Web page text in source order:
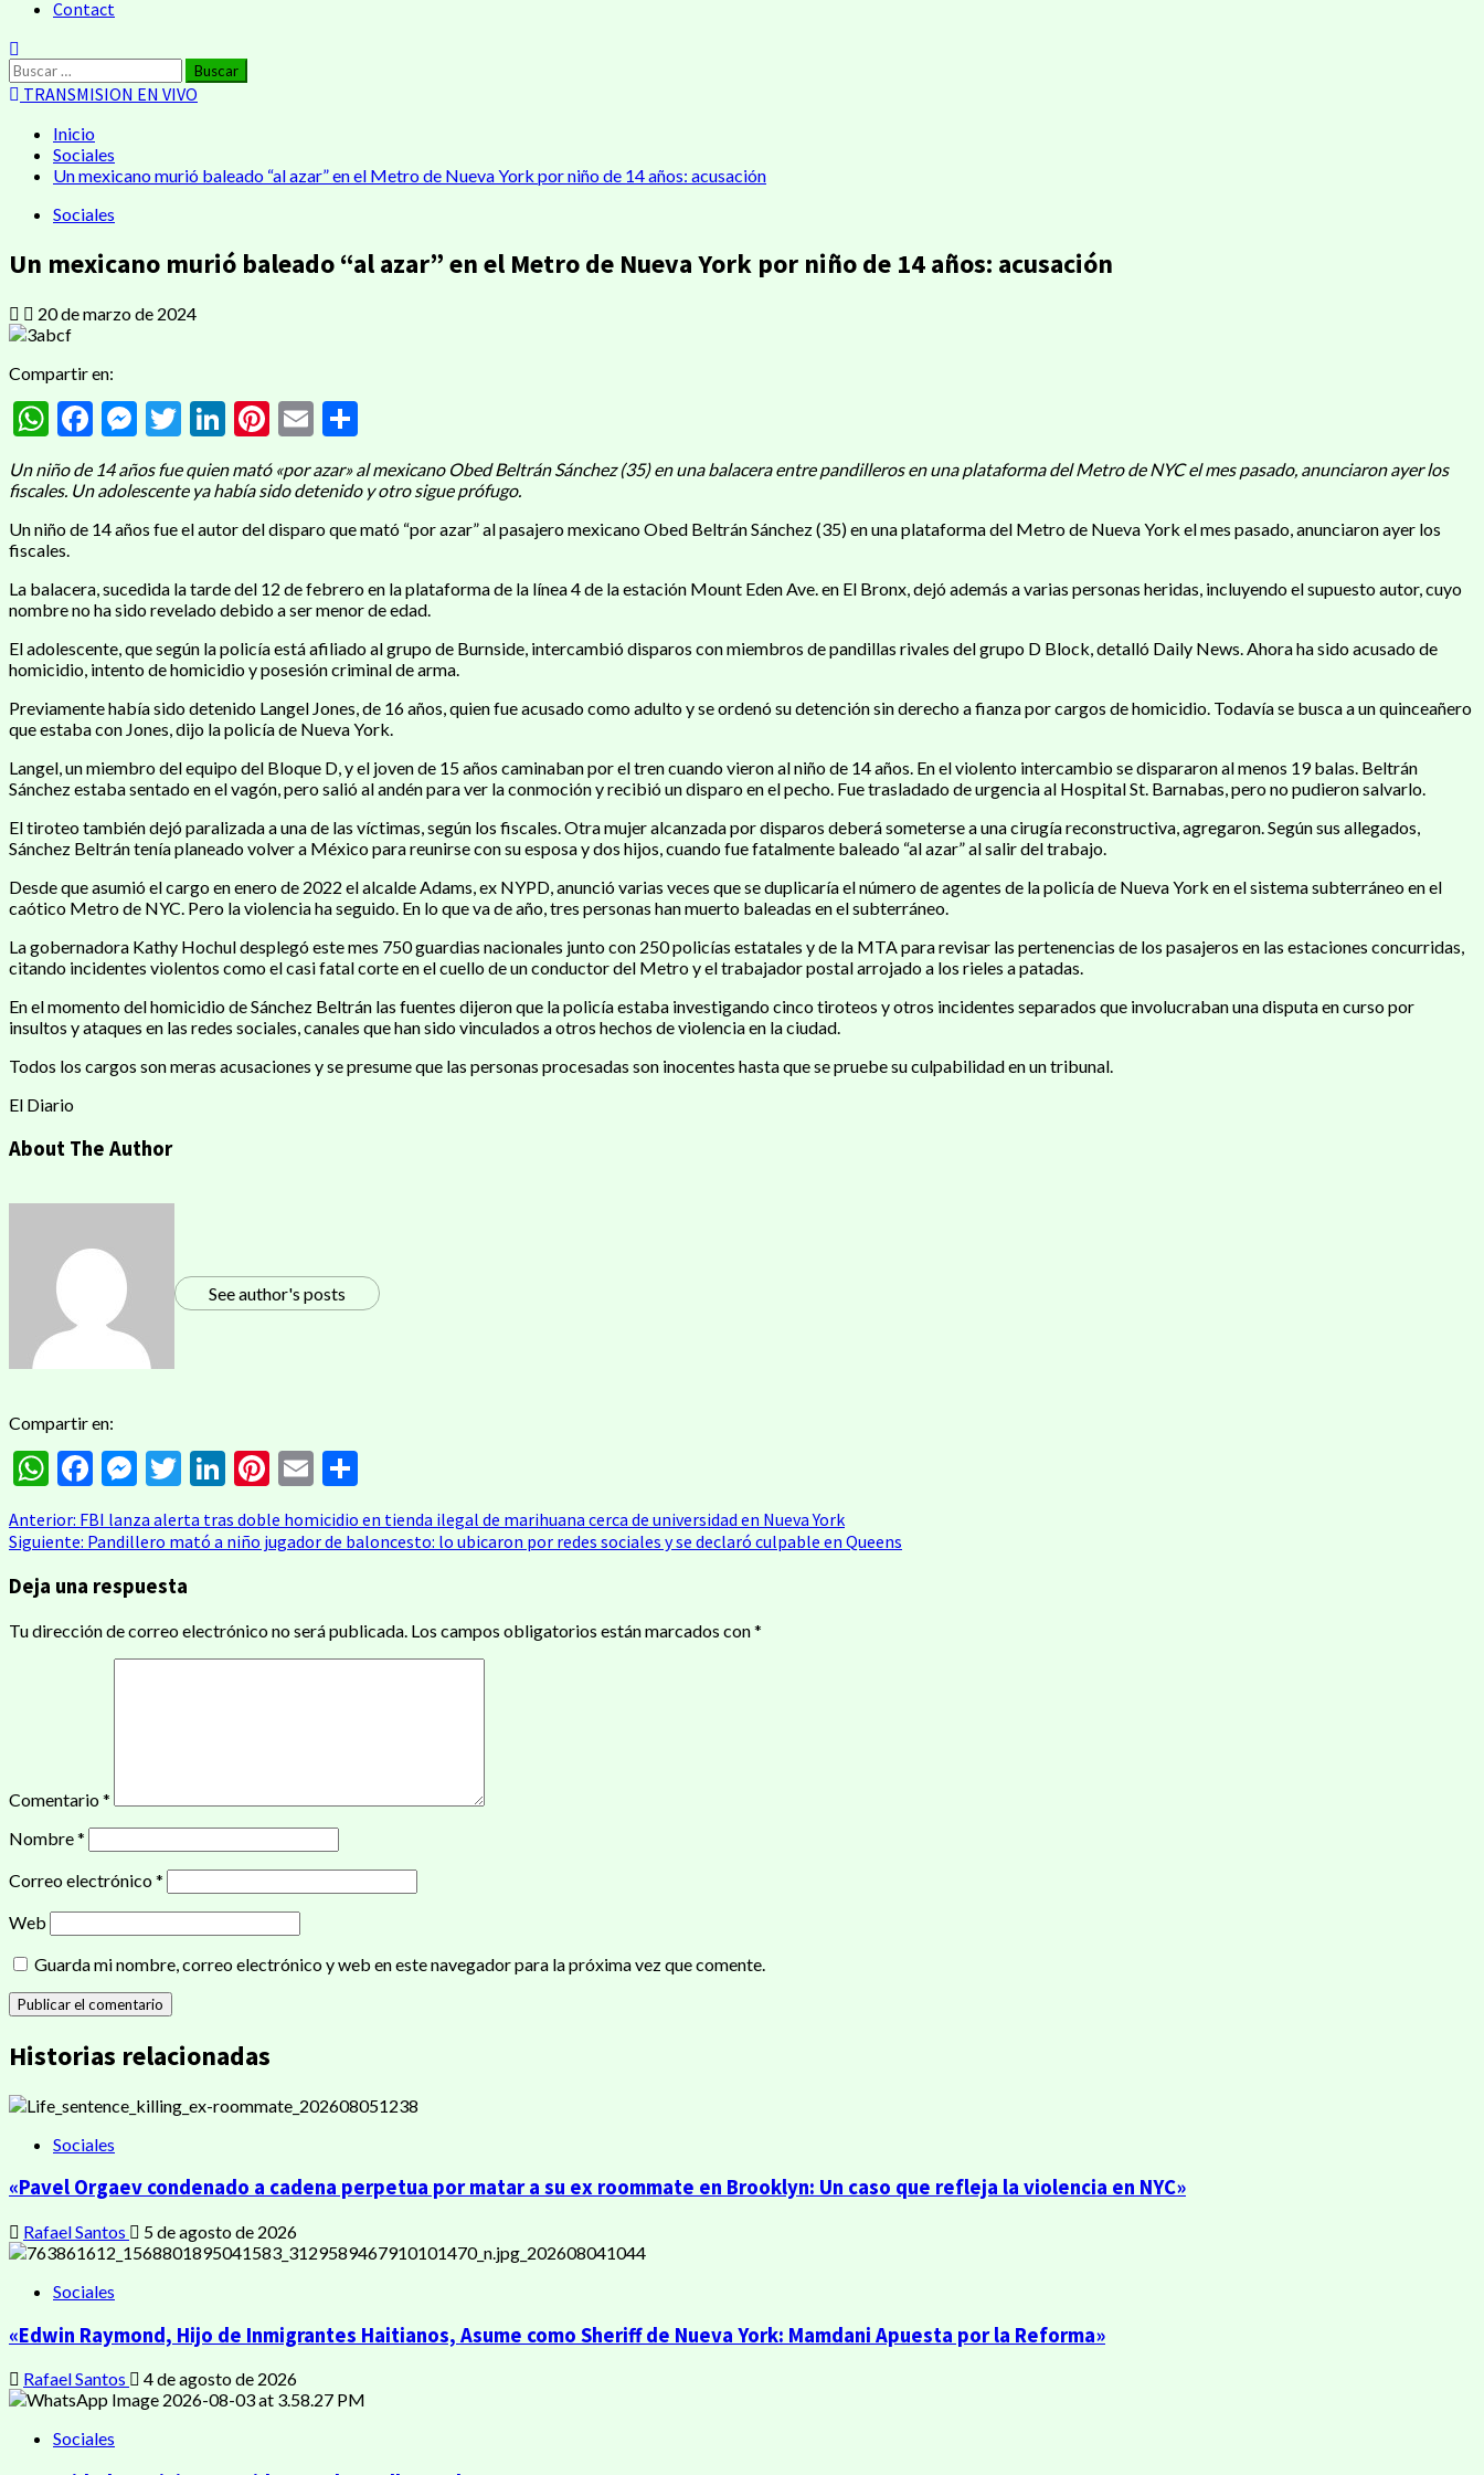
Contact
Buscar:
TRANSMISION EN VIVO
Inicio
Sociales
Un mexicano murió baleado “al azar” en el Metro de Nueva York por niño de 14 años: acusación
Sociales
Un mexicano murió baleado “al azar” en el Metro de Nueva York por niño de 14 años: acusación
20 de marzo de 2024
Compartir en:
WhatsApp
Facebook
Messenger
Twitter
LinkedIn
Pinterest
Email
Un niño de 14 años fue quien mató «por azar» al mexicano Obed Beltrán Sánchez (35) en una balacera entre pandilleros en una plataforma del Metro de NYC el mes pasado, anunciaron ayer los
fiscales. Un adolescente ya había sido detenido y otro sigue prófugo.
Un niño de 14 años fue el autor del disparo que mató “por azar” al pasajero mexicano Obed Beltrán Sánchez (35) en una plataforma del Metro de Nueva York el mes pasado, anunciaron ayer los
fiscales.
La balacera, sucedida la tarde del 12 de febrero en la plataforma de la línea 4 de la estación Mount Eden Ave. en El Bronx, dejó además a varias personas heridas, incluyendo el supuesto autor, cuyo
nombre no ha sido revelado debido a ser menor de edad.
El adolescente, que según la policía está afiliado al grupo de Burnside, intercambió disparos con miembros de pandillas rivales del grupo D Block, detalló Daily News. Ahora ha sido acusado de
homicidio, intento de homicidio y posesión criminal de arma.
Previamente había sido detenido Langel Jones, de 16 años, quien fue acusado como adulto y se ordenó su detención sin derecho a fianza por cargos de homicidio. Todavía se busca a un quinceañero
que estaba con Jones, dijo la policía de Nueva York.
Langel, un miembro del equipo del Bloque D, y el joven de 15 años caminaban por el tren cuando vieron al niño de 14 años. En el violento intercambio se dispararon al menos 19 balas. Beltrán
Sánchez estaba sentado en el vagón, pero salió al andén para ver la conmoción y recibió un disparo en el pecho. Fue trasladado de urgencia al Hospital St. Barnabas, pero no pudieron salvarlo.
El tiroteo también dejó paralizada a una de las víctimas, según los fiscales. Otra mujer alcanzada por disparos deberá someterse a una cirugía reconstructiva, agregaron. Según sus allegados,
Sánchez Beltrán tenía planeado volver a México para reunirse con su esposa y dos hijos, cuando fue fatalmente baleado “al azar” al salir del trabajo.
Desde que asumió el cargo en enero de 2022 el alcalde Adams, ex NYPD, anunció varias veces que se duplicaría el número de agentes de la policía de Nueva York en el sistema subterráneo en el
caótico Metro de NYC. Pero la violencia ha seguido. En lo que va de año, tres personas han muerto baleadas en el subterráneo.
La gobernadora Kathy Hochul desplegó este mes 750 guardias nacionales junto con 250 policías estatales y de la MTA para revisar las pertenencias de los pasajeros en las estaciones concurridas,
citando incidentes violentos como el casi fatal corte en el cuello de un conductor del Metro y el trabajador postal arrojado a los rieles a patadas.
En el momento del homicidio de Sánchez Beltrán las fuentes dijeron que la policía estaba investigando cinco tiroteos y otros incidentes separados que involucraban una disputa en curso por
insultos y ataques en las redes sociales, canales que han sido vinculados a otros hechos de violencia en la ciudad.
Todos los cargos son meras acusaciones y se presume que las personas procesadas son inocentes hasta que se pruebe su culpabilidad en un tribunal.
El Diario
About The Author
See author's posts
Compartir en:
WhatsApp
Facebook
Messenger
Twitter
LinkedIn
Pinterest
Email
Navegación
de
entradas
Anterior: FBI lanza alerta tras doble homicidio en tienda ilegal de marihuana cerca de universidad en Nueva York
Siguiente: Pandillero mató a niño jugador de baloncesto: lo ubicaron por redes sociales y se declaró culpable en Queens
Deja una respuesta
Tu dirección de correo electrónico no será publicada. Los campos obligatorios están marcados con*
Comentario*
Nombre*
Correo electrónico*
Web
Guarda mi nombre, correo electrónico y web en este navegador para la próxima vez que comente.
Historias relacionadas
Sociales
«Pavel Orgaev condenado a cadena perpetua por matar a su ex roommate en Brooklyn: Un caso que refleja la violencia en NYC»
Rafael Santos 5 de agosto de 2026
Sociales
«Edwin Raymond, Hijo de Inmigrantes Haitianos, Asume como Sheriff de Nueva York: Mamdani Apuesta por la Reforma»
Rafael Santos 4 de agosto de 2026
Sociales